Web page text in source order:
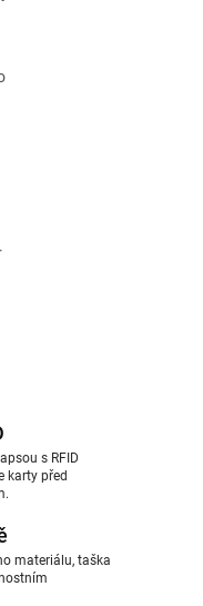
s RFID
karty před
materiálu, taška